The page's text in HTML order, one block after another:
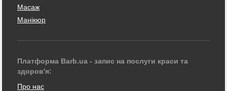
Масаж
Манікюр
Платформа Barb.ua - запис на послуги краси та
здоров'я:
Про нас